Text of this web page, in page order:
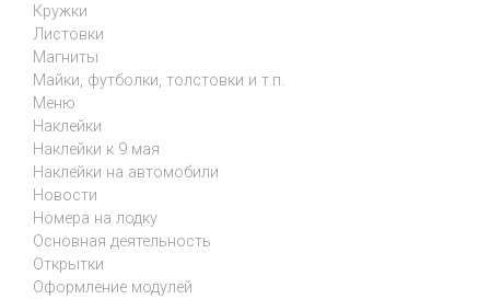
Кружки
Листовки
Магниты
Майки, футболки, толстовки и т.п.
Меню
Наклейки
Наклейки к 9 мая
Наклейки на автомобили
Новости
Номера на лодку
Основная деятельность
Открытки
Оформление модулей